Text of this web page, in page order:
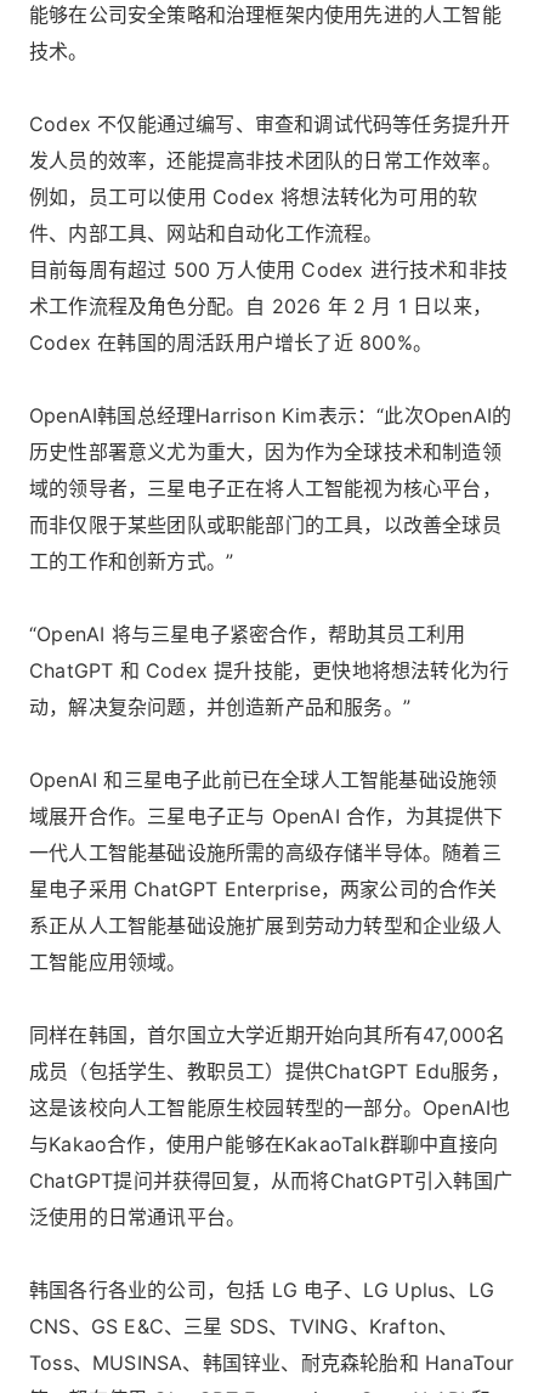
能够在公司安全策略和治理框架内使用先进的人工智能
技术。
Codex 不仅能通过编写、审查和调试代码等任务提升开
发人员的效率，还能提高非技术团队的日常工作效率。
例如，员工可以使用 Codex 将想法转化为可用的软
件、内部工具、网站和自动化工作流程。
目前每周有超过 500 万人使用 Codex 进行技术和非技
术工作流程及角色分配。自 2026 年 2 月 1 日以来，
Codex 在韩国的周活跃用户增长了近 800%。
OpenAI韩国总经理Harrison Kim表示：“此次OpenAI的
历史性部署意义尤为重大，因为作为全球技术和制造领
域的领导者，三星电子正在将人工智能视为核心平台，
而非仅限于某些团队或职能部门的工具，以改善全球员
工的工作和创新方式。”
“OpenAI 将与三星电子紧密合作，帮助其员工利用
ChatGPT 和 Codex 提升技能，更快地将想法转化为行
动，解决复杂问题，并创造新产品和服务。”
OpenAI 和三星电子此前已在全球人工智能基础设施领
域展开合作。三星电子正与 OpenAI 合作，为其提供下
一代人工智能基础设施所需的高级存储半导体。随着三
星电子采用 ChatGPT Enterprise，两家公司的合作关
系正从人工智能基础设施扩展到劳动力转型和企业级人
工智能应用领域。
同样在韩国，首尔国立大学近期开始向其所有47,000名
成员（包括学生、教职员工）提供ChatGPT Edu服务，
这是该校向人工智能原生校园转型的一部分。OpenAI也
与Kakao合作，使用户能够在KakaoTalk群聊中直接向
ChatGPT提问并获得回复，从而将ChatGPT引入韩国广
泛使用的日常通讯平台。
韩国各行各业的公司，包括 LG 电子、LG Uplus、LG
CNS、GS E&C、三星 SDS、TVING、Krafton、
Toss、MUSINSA、韩国锌业、耐克森轮胎和 HanaTour